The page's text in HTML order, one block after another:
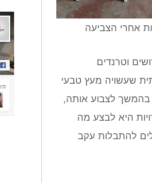
אחרי הצביעה
וטרנדים
שעשויה מעץ טבעי
בהמשך לצבוע אותה,
היא לבצע מה
להתבלות עקב